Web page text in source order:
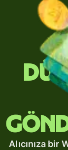
Alıcınıza bir